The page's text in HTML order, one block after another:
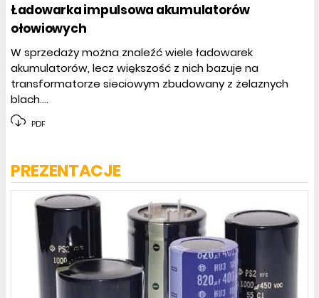
Ładowarka impulsowa akumulatorów
ołowiowych
W sprzedaży można znaleźć wiele ładowarek
akumulatorów, lecz większość z nich bazuje na
transformatorze sieciowym zbudowany z żelaznych
blach....
PDF
PREZENTACJE